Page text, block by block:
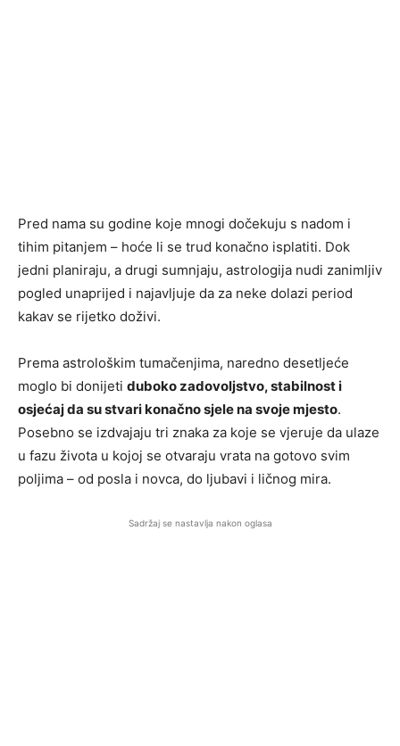
Pred nama su godine koje mnogi dočekuju s nadom i
tihim pitanjem – hoće li se trud konačno isplatiti. Dok
jedni planiraju, a drugi sumnjaju, astrologija nudi zanimljiv
pogled unaprijed i najavljuje da za neke dolazi period
kakav se rijetko doživi.
Prema astrološkim tumačenjima, naredno desetljeće
moglo bi donijeti duboko zadovoljstvo, stabilnost i
osjećaj da su stvari konačno sjele na svoje mjesto.
Posebno se izdvajaju tri znaka za koje se vjeruje da ulaze
u fazu života u kojoj se otvaraju vrata na gotovo svim
poljima – od posla i novca, do ljubavi i ličnog mira.
Sadržaj se nastavlja nakon oglasa